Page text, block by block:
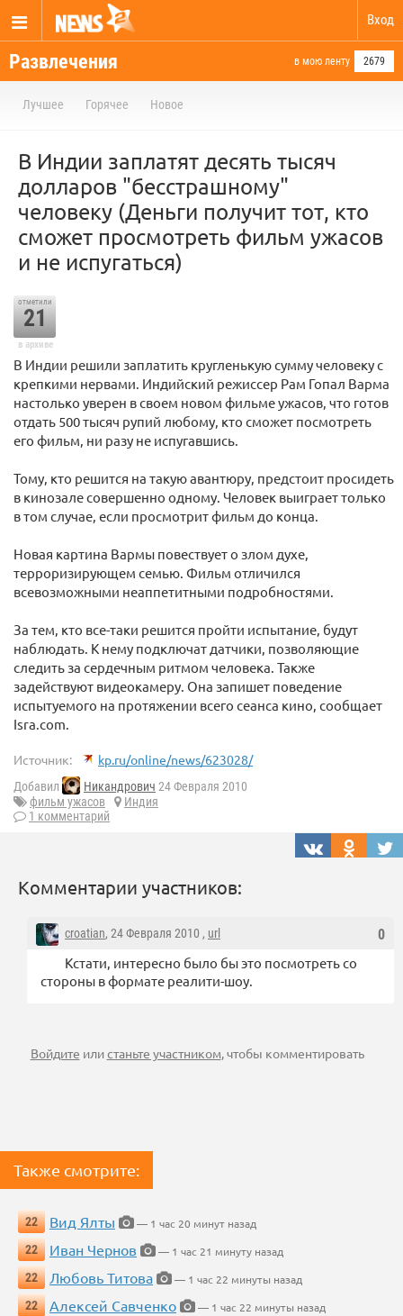
Вход
Развлечения в мою ленту 2679
Лучшее Горячее Новое
В Индии заплатят десять тысяч
долларов "бесстрашному"
человеку (Деньги получит тот, кто
сможет просмотреть фильм ужасов
и не испугаться)
отметили
21
в архиве
В Индии решили заплатить кругленькую сумму человеку с
крепкими нервами. Индийский режиссер Рам Гопал Варма
настолько уверен в своем новом фильме ужасов, что готов
отдать 500 тысяч рупий любому, кто сможет посмотреть
его фильм, ни разу не испугавшись.
Тому, кто решится на такую авантюру, предстоит просидеть
в кинозале совершенно одному. Человек выиграет только
в том случае, если просмотрит фильм до конца.
Новая картина Вармы повествует о злом духе,
терроризирующем семью. Фильм отличился
всевозможными неаппетитными подробностями.
За тем, кто все-таки решится пройти испытание, будут
наблюдать. К нему подключат датчики, позволяющие
следить за сердечным ритмом человека. Также
задействуют видеокамеру. Она запишет поведение
испытуемого на протяжении всего сеанса кино, сообщает
Isra.com.
Источник: kp.ru/online/news/623028/
Добавил Никандрович 24 Февраля 2010
фильм ужасов
Индия
1 комментарий
Комментарии участников:
0
croatian, 24 Февраля 2010 , url
Кстати, интересно было бы это посмотреть со
стороны в формате реалити-шоу.
Войдите илистаньте участником, чтобы комментировать
Также смотрите:
22 Вид Ялты
— 1 час 20 минут назад
22
Иван Чернов
— 1 час 21 минуту назад
22
Любовь Титова
— 1 час 22 минуты назад
22
Алексей Савченко
— 1 час 22 минуты назад